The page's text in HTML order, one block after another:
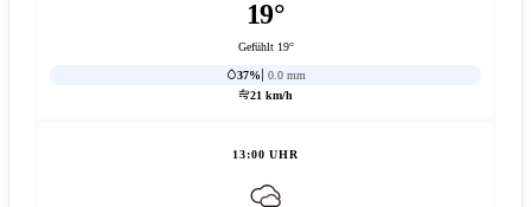
19°
Gefühlt 19°
37%
0.0 mm
21 km/h
13:00 UHR